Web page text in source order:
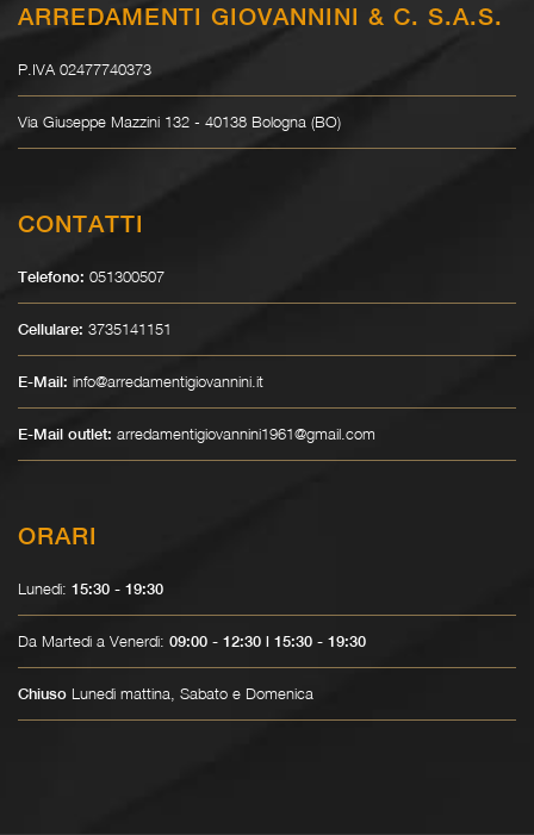
ARREDAMENTI GIOVANNINI & C. S.A.S.
P.IVA 02477740373
Via Giuseppe Mazzini 132 - 40138 Bologna (BO)
CONTATTI
Telefono: 051300507
Cellulare: 3735141151
E-Mail: info@arredamentigiovannini.it
E-Mail outlet: arredamentigiovannini1961@gmail.com
ORARI
Lunedì: 15:30 - 19:30
Da Martedì a Venerdì: 09:00 - 12:30 | 15:30 - 19:30
Chiuso Lunedì mattina, Sabato e Domenica